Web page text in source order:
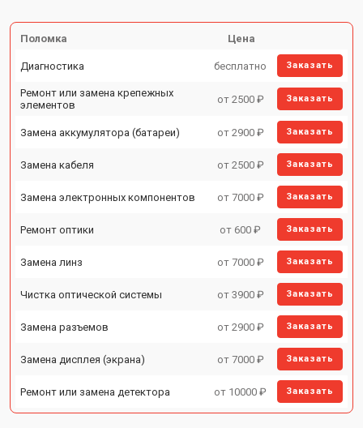
Поломка Цена
Диагностика бесплатно Заказать
Ремонт или замена крепежных
элементов
от 2500 ₽ Заказать
Замена аккумулятора (батареи) от 2900 ₽ Заказать
Замена кабеля от 2500 ₽ Заказать
Замена электронных компонентов от 7000 ₽ Заказать
Ремонт оптики от 600 ₽ Заказать
Замена линз от 7000 ₽ Заказать
Чистка оптической системы от 3900 ₽ Заказать
Замена разъемов от 2900 ₽ Заказать
Замена дисплея (экрана) от 7000 ₽ Заказать
Ремонт или замена детектора от 10000 ₽ Заказать